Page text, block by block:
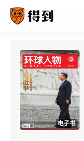
电子书